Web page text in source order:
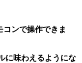
コンで操作できま
に味わえるようにな